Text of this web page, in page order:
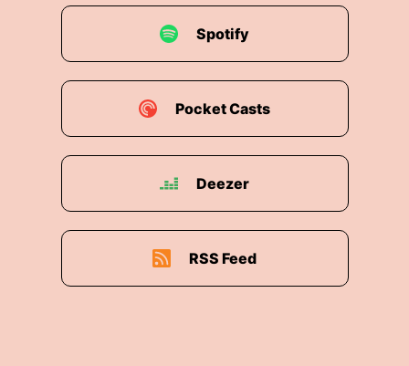
Spotify
Pocket Casts
Deezer
RSS Feed